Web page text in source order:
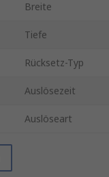
Breite
Tiefe
Rücksetz-Typ
Auslösezeit
Auslöseart